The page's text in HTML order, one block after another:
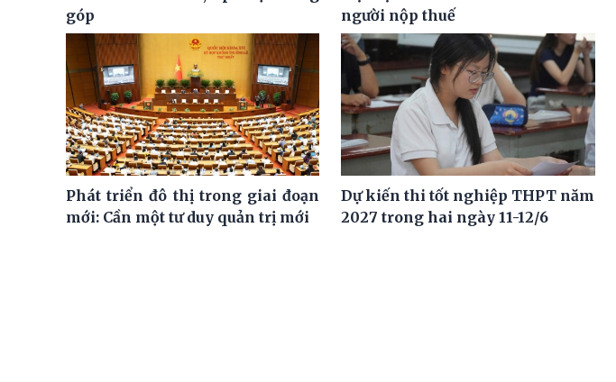
góp
người nộp thuế
Phát triển đô thị trong giai đoạn
mới: Cần một tư duy quản trị mới
Dự kiến thi tốt nghiệp THPT năm
2027 trong hai ngày 11-12/6